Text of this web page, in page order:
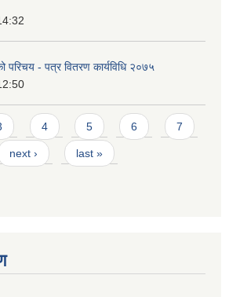
परिचय - पत्र वितरण कार्यविधि २०७५
4 5 6 7
next › last »